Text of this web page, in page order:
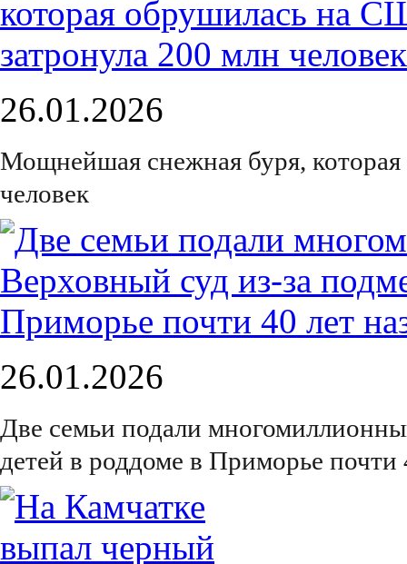
26.01.2026
Мощнейшая снежная буря,
человек
26.01.2026
Две семьи подали
детей в роддоме в Приморье почти